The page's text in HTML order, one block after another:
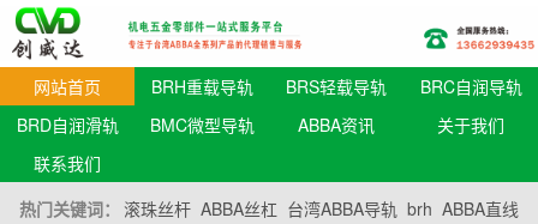
网站首页 BRH重载导轨 BRS轻载导轨
BRC自润导轨
BRD自润滑轨
BMC微型导轨 ABBA资讯
关于我们
联系我们
热门关键词： 滚珠丝杆 ABBA丝杠 台湾ABBA导轨 brh ABBA直线